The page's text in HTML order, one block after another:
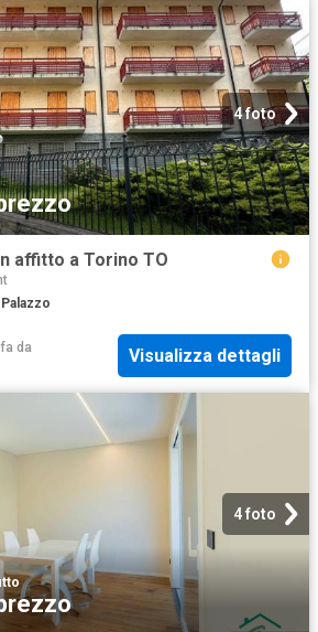
4 foto
affitto a Torino TO
Palazzo
da
Visualizza dettagli
4 foto